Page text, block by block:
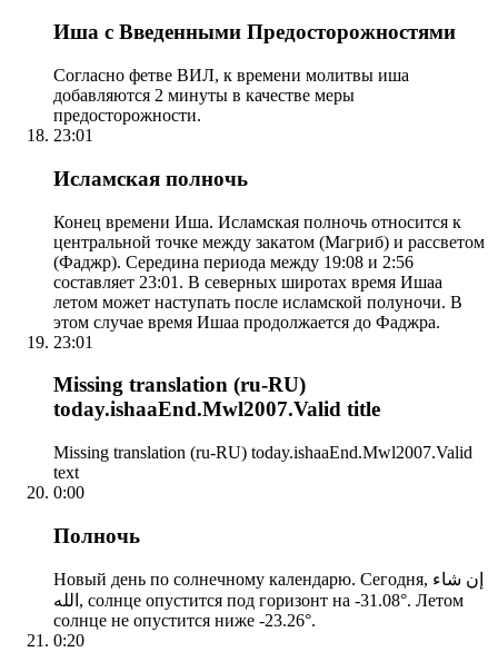
Иша с Введенными Предосторожностями
Согласно фетве ВИЛ, к времени молитвы иша
добавляются 2 минуты в качестве меры
предосторожности.
23:01
Исламская полночь
Конец времени Иша. Исламская полночь относится к
центральной точке между закатом (Магриб) и рассветом
(Фаджр). Середина периода между 19:08 и 2:56
составляет 23:01. В северных широтах время Ишаа
летом может наступать после исламской полуночи. В
этом случае время Ишаа продолжается до Фаджра.
23:01
Missing translation (ru-RU)
today.ishaaEnd.Mwl2007.Valid title
Missing translation (ru-RU) today.ishaaEnd.Mwl2007.Valid
text
0:00
Полночь
Новый день по солнечному календарю. Сегодня, إن شاء
الله, солнце опустится под горизонт на -31.08°. Летом
солнце не опустится ниже -23.26°.
0:20